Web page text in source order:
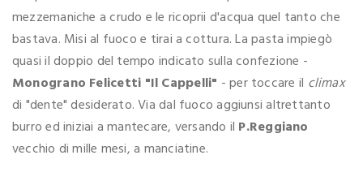
mezzemaniche a crudo e le ricoprii d'acqua quel tanto che
bastava. Misi al fuoco e tirai a cottura. La pasta impiegò
quasi il doppio del tempo indicato sulla confezione -
Monograno Felicetti "Il Cappelli" - per toccare il climax
di "dente" desiderato. Via dal fuoco aggiunsi altrettanto
burro ed iniziai a mantecare, versando il P.Reggiano
vecchio di mille mesi, a manciatine.